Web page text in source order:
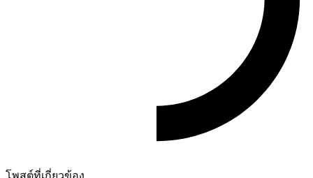
โพสต์ที่เกี่ยวข้อง